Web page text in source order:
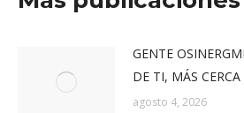
GENTE
DE TI, MÁS
agosto 4, 2026